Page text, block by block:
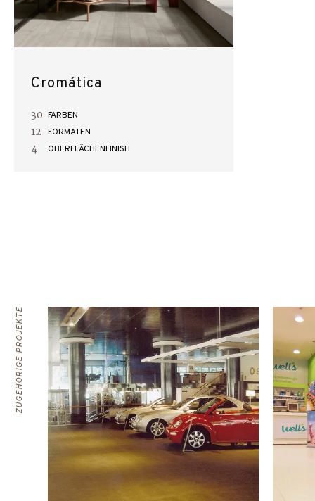
Cromática
30 FARBEN
12 FORMATEN
4 OBERFLÄCHENFINISH
ZUGEHÖRIGE PROJEKTE